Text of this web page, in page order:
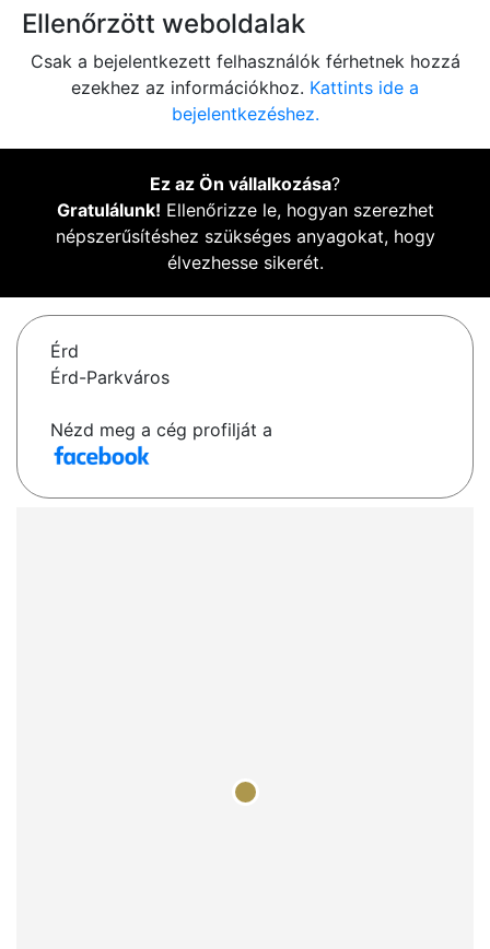
Ellenőrzött weboldalak
Csak a bejelentkezett felhasználók férhetnek hozzá
ezekhez az információkhoz. Kattints ide a
bejelentkezéshez.
Ez az Ön vállalkozása?
Gratulálunk! Ellenőrizze le, hogyan szerezhet
népszerűsítéshez szükséges anyagokat, hogy
élvezhesse sikerét.
Érd
Érd-Parkváros
Nézd meg a cég profilját a